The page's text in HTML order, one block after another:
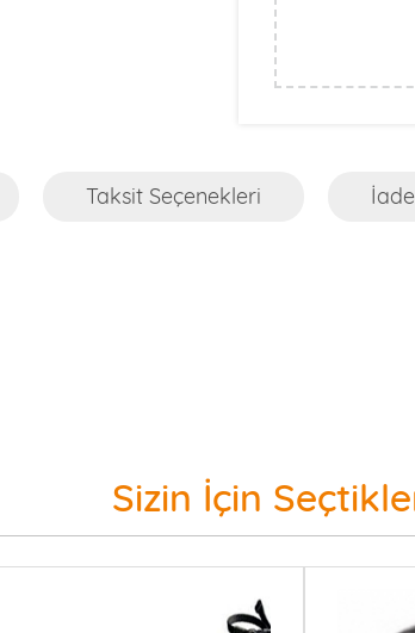
Taksit Seçenekleri
Sizin İçin